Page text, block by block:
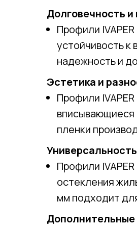
Долговечность
Профили
устойчивость
надежность и
Эстетика и
Профили
вписывающиеся
пленки
Профили
остекления
мм подходит
Дополнительные